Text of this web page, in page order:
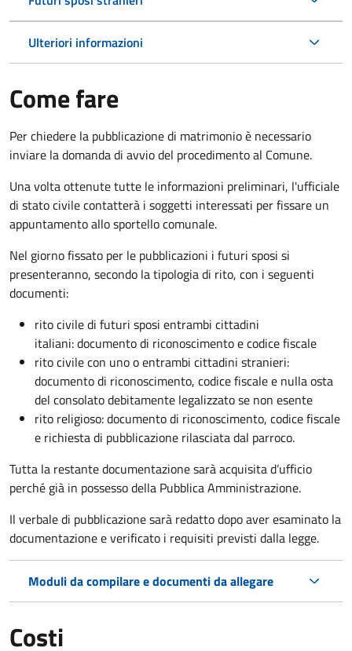
Ulteriori informazioni
Come fare
Per chiedere la pubblicazione di matrimonio è necessario
inviare la domanda di avvio del procedimento al Comune.
Una volta ottenute tutte le informazioni preliminari, l'ufficiale
di stato civile contatterà i soggetti interessati per fissare un
appuntamento allo sportello comunale.
Nel giorno fissato per le pubblicazioni i futuri sposi si
presenteranno, secondo la tipologia di rito, con i seguenti
documenti:
rito civile di futuri sposi entrambi cittadini
italiani: documento di riconoscimento e codice fiscale
rito civile con uno o entrambi cittadini stranieri:
documento di riconoscimento, codice fiscale e nulla osta
del consolato debitamente legalizzato se non esente
rito religioso: documento di riconoscimento, codice fiscale
e richiesta di pubblicazione rilasciata dal parroco.
Tutta la restante documentazione sarà acquisita d’ufficio
perché già in possesso della Pubblica Amministrazione.
Il verbale di pubblicazione sarà redatto dopo aver esaminato la
documentazione e verificato i requisiti previsti dalla legge.
Moduli da compilare e documenti da allegare
Costi